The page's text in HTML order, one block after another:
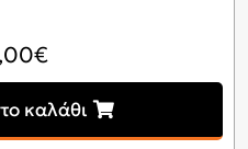
€
καλάθι